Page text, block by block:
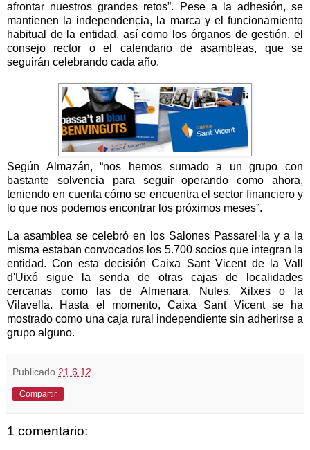
afrontar nuestros grandes retos”. Pese a la adhesión, se
mantienen la independencia, la marca y el funcionamiento
habitual de la entidad, así como los órganos de gestión, el
consejo rector o el calendario de asambleas, que se
seguirán celebrando cada año.
Según Almazán, “nos hemos sumado a un grupo con
bastante solvencia para seguir operando como ahora,
teniendo en cuenta cómo se encuentra el sector financiero y
lo que nos podemos encontrar los próximos meses”.
La asamblea se celebró en los Salones Passarel·la y a la
misma estaban convocados los 5.700 socios que integran la
entidad. Con esta decisión Caixa Sant Vicent de
la Vall
d'Uixó sigue la senda de otras cajas de localidades
cercanas como las de Almenara, Nules, Xilxes o
la
Vilavella. Hasta el momento, Caixa Sant Vicent se ha
mostrado como una caja rural independiente sin adherirse a
grupo alguno.
Publicado 21.6.12
Compartir
1 comentario: